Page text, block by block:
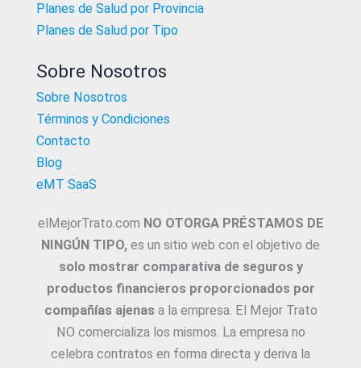
Planes de Salud por Provincia
Planes de Salud por Tipo
Sobre Nosotros
Sobre Nosotros
Términos y Condiciones
Contacto
Blog
eMT SaaS
elMejorTrato.com NO OTORGA PRÉSTAMOS DE
NINGÚN TIPO, es un sitio web con el objetivo de
solo mostrar comparativa de seguros y
productos financieros proporcionados por
compañías ajenasa la empresa. El Mejor Trato
NO comercializa los mismos. La empresa no
celebra contratos en forma directa y deriva la